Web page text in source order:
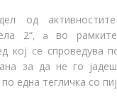
од
2“, a во
кој се спроведува
за да не го
една тегличка со